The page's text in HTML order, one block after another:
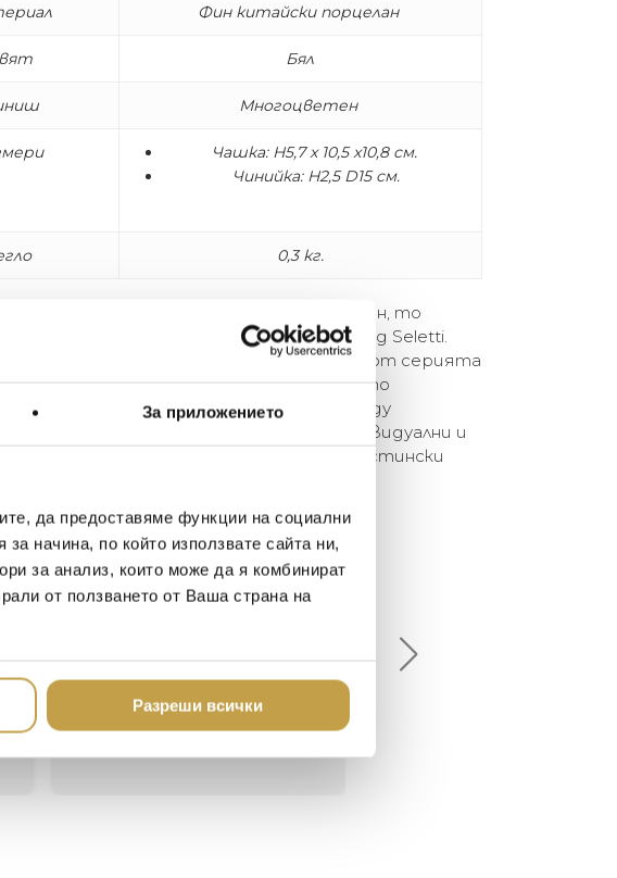
За приложението
да предоставяме функции на социални
начина, по който използвате сайта ни,
за анализ, които може да я комбинират
от ползването от Ваша страна на
Разреши всички
Фин китайски порцелан
Бял
Многоцветен
Чашка: H5,7 x 10,5 x10,8 см.
Чинийка: H2,5 D15 см.
0,3 кг.
дума за иновативен продуктов дизайн, то
се появява образът на италианския бранд Seletti.
от фин костен порцелан, артикулите от серията
в себе си духа на изтока и модерното
европейския дизайн. Дисбалансът мeжду
на двата паралела ги прави още по-индивидуални и
серията превръща пиенето на чай в истински
Ивелина Линковска
Най-доброто място в града
за домашен декор - уникално и
Хареса ми